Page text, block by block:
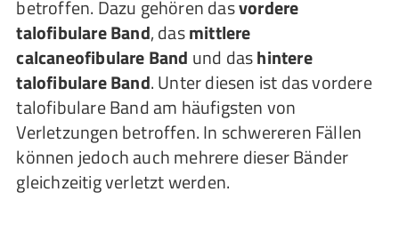
betroffen. Dazu gehören dasvordere
talofibulare Band, dasmittlere
calcaneofibulare Band und dashintere
talofibulare Band. Unter diesen ist das vordere
talofibulare Band am häufigsten von
Verletzungen betroffen. In schwereren Fällen
können jedoch auch mehrere dieser Bänder
gleichzeitig verletzt werden.